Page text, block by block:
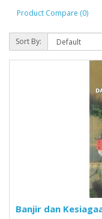
Product Compare (0)
Sort By:
Banjir dan